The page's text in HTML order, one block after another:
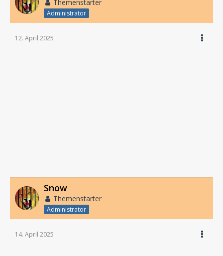
Themenstarter
Administrator
12. April 2025
Snow
Themenstarter
Administrator
14. April 2025